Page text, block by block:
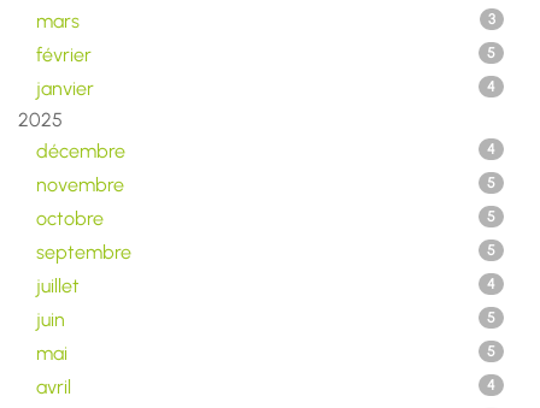
mars 3
février 5
janvier 4
2025
décembre
4
novembre 5
octobre 5
septembre 5
juillet 4
juin 5
mai 5
avril 4